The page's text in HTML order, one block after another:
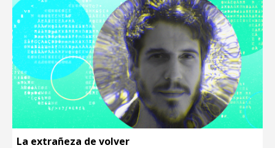
La extrañeza de volver